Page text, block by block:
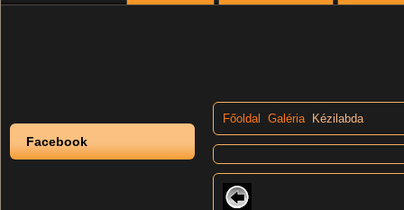
Facebook
Főoldal Galéria Kézilabda